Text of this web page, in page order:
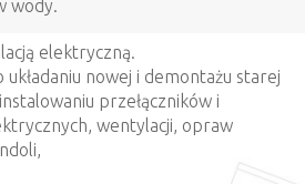
wody.
elektryczną.
układaniu nowej i demontażu starej
przełączników i
wentylacji, opraw